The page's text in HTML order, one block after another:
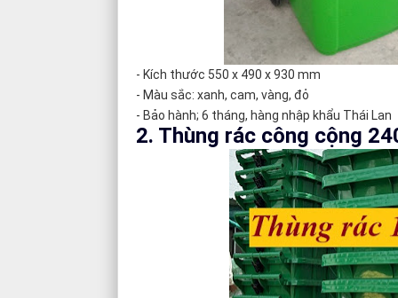
- Kích thước 550 x 490 x 930 mm
- Màu sắc: xanh, cam, vàng, đỏ
- Bảo hành; 6 tháng, hàng nhập khẩu Thái Lan
2. Thùng rác công cộng